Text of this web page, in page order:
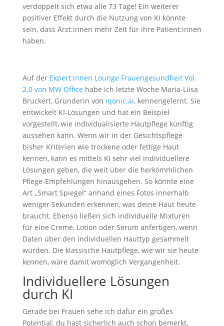
verdoppelt sich etwa alle 73 Tage! Ein weiterer
positiver Effekt durch die Nutzung von KI könnte
sein, dass Ärzt:innen mehr Zeit für ihre Patient:innen
haben.
Auf der Expert:innen Lounge Frauengesundheit Vol.
2.0 von MW Office habe ich letzte Woche Maria-Liisa
Bruckert, Gründerin von iqonic.ai, kennengelernt. Sie
entwickelt KI-Lösungen und hat ein Beispiel
vorgestellt, wie individualisierte Hautpflege künftig
aussehen kann. Wenn wir in der Gesichtspflege
bisher Kriterien wie trockene oder fettige Haut
kennen, kann es mittels KI sehr viel individuellere
Lösungen geben, die weit über die herkömmlichen
Pflege-Empfehlungen hinausgehen. So könnte eine
Art „Smart Spiegel“ anhand eines Fotos innerhalb
weniger Sekunden erkennen, was deine Haut heute
braucht. Ebenso ließen sich individuelle Mixturen
für eine Creme, Lotion oder Serum anfertigen, wenn
Daten über den individuellen Hauttyp gesammelt
wurden. Die klassische Hautpflege, wie wir sie heute
kennen, wäre damit womöglich Vergangenheit.
Individuellere Lösungen
durch KI
Gerade bei Frauen sehe ich dafür ein großes
Potential: du hast sicherlich auch schon bemerkt,